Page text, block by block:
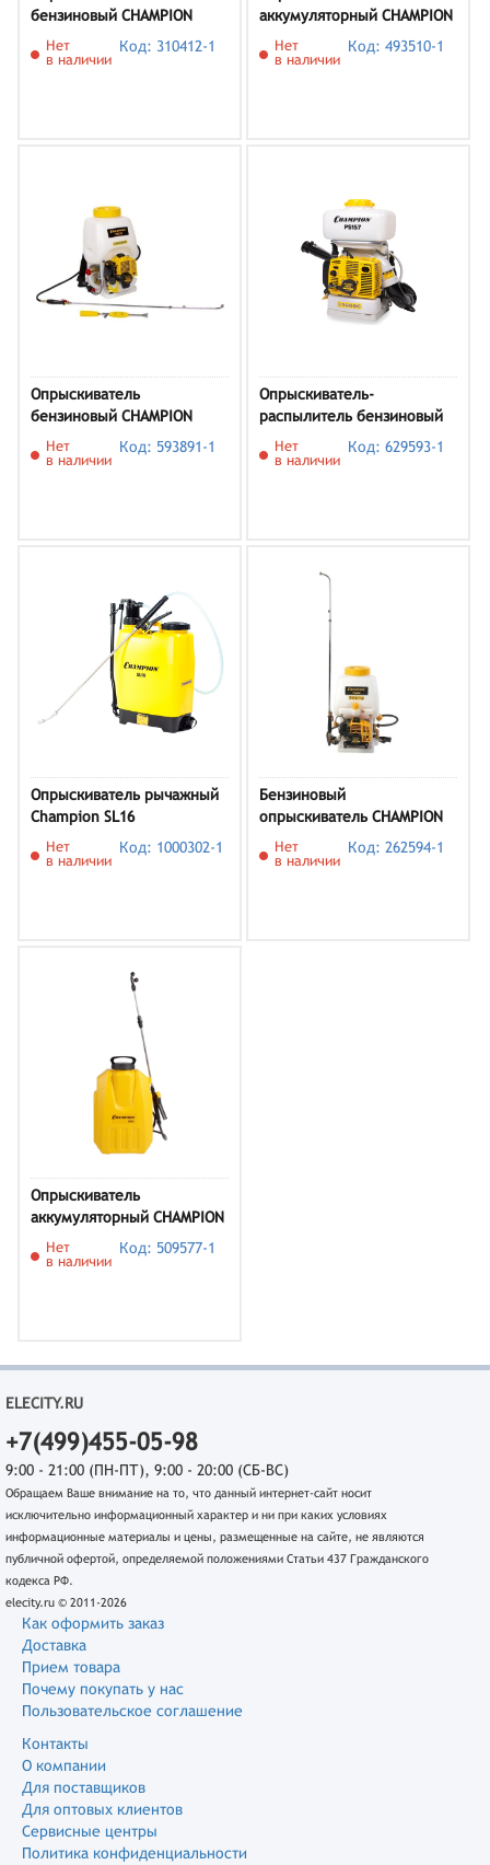
бензиновый CHAMPION
PS282
Нет
в наличии
Код: 310412-1
аккумуляторный CHAMPION
SA16Нет
в наличии
Код: 493510-1
Опрыскиватель
бензиновый CHAMPION
PS227
Нет
в наличии
Код: 593891-1
Опрыскиватель-
распылитель бензиновый
Champion PS157
Нет
в наличии
Код: 629593-1
Опрыскиватель рычажный
Champion SL16
Нет
в наличии
Код: 1000302-1
Бензиновый
опрыскиватель CHAMPION
PS226
Нет
в наличии
Код: 262594-1
Опрыскиватель
аккумуляторный CHAMPION
SA12Нет
в наличии
Код: 509577-1
ELECITY.RU
+7(499)455-05-98
9:00 - 21:00 (ПН-ПТ), 9:00 - 20:00 (СБ-ВС)
Обращаем Ваше внимание на то, что данный интернет-сайт носит
исключительно информационный характер и ни при каких условиях
информационные материалы и цены, размещенные на сайте, не являются
публичной офертой, определяемой положениями Статьи 437 Гражданского
кодекса РФ.
elecity.ru © 2011-2026
Как оформить заказ
Доставка
Прием товара
Почему покупать у нас
Пользовательское соглашение
Контакты
О компании
Для поставщиков
Для оптовых клиентов
Сервисные центры
Политика конфиденциальности